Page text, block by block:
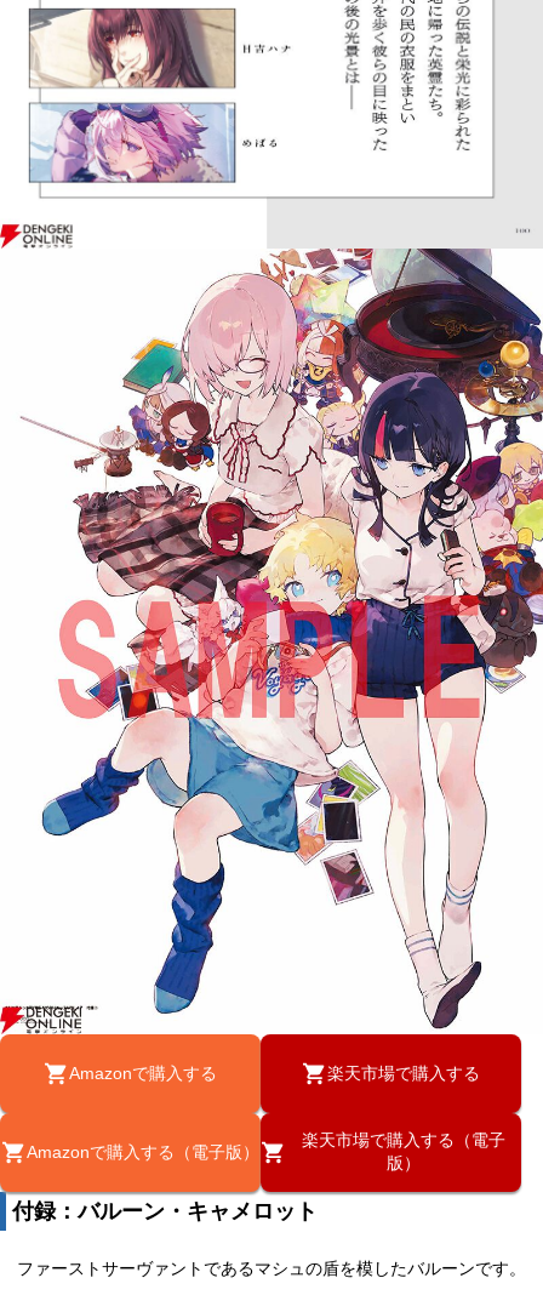
Amazonで購入する 楽天市場で購入する
Amazonで購入する（電子版）
楽天市場で購入する（電子
版）
付録：バルーン・キャメロット
ファーストサーヴァントであるマシュの盾を模したバルーンです。